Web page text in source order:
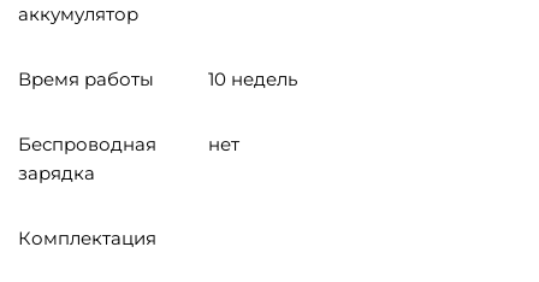
аккумулятор
Время работы 10 недель
Беспроводная
зарядка
нет
Комплектация